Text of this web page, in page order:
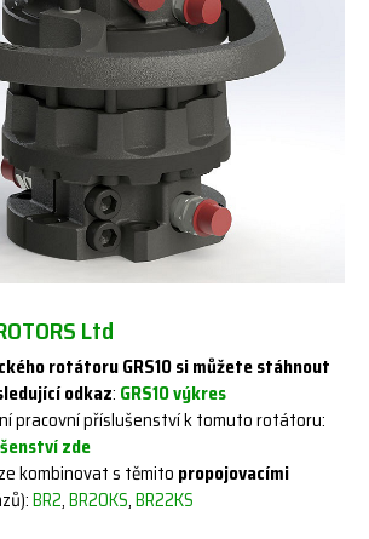
Ltd
rotátoru GRS10 si můžete stáhnout
odkaz: GRS10 výkres
pracovní příslušenství k tomuto rotátoru:
zde
kombinovat s těmito propojovacími
BR2,BR20KS,BR22KS